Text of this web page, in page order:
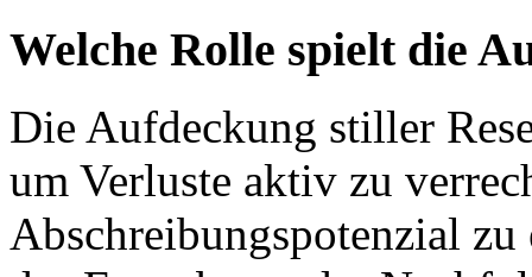
Welche Rolle spielt die
Die Aufdeckung stiller
um Verluste aktiv zu
Abschreibungspotenzial